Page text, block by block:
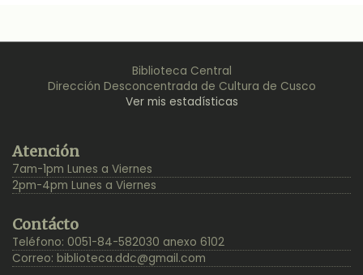
Biblioteca Central
Dirección Desconcentrada de Cultura de Cusco
Ver mis estadísticas
Top
Atención
7am-1pm Lunes a Viernes
2pm-4pm Lunes a Viernes
Contácto
Teléfono: 0051-84-582030 anexo 6102
Correo: biblioteca.ddc@gmail.com